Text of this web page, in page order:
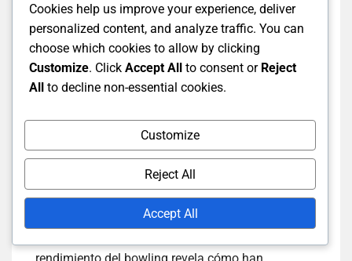
en momentos cruciales.
Rotar a los lanzadores con cifras pobres
para evitar la sobreexposición.
Adaptar las colocaciones de campo según
Tendencias históricas en el
rendimiento del bowling
Cookies help us improve your experience, deliver
personalized content, and analyze traffic. You can
choose which cookies to allow by clicking
Customize. Click Accept All to consent or Reject
All to decline non-essential cookies.
Customize
Reject All
Accept All